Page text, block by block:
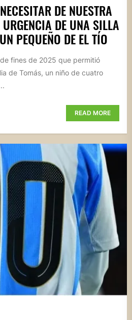
DE NUESTRA
DE UNA SILLA
PEQUEÑO DE EL TÍO
fines de 2025 que permitió
de Tomás, un niño de cuatro
READ MORE